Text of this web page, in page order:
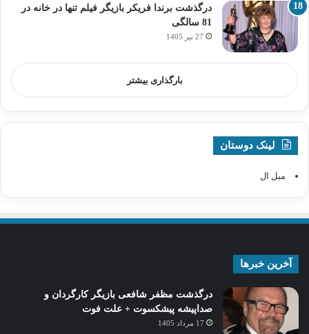
درگذشت برندا فریکر بازیگر فیلم تنها در خانه در
81 سالگی
27 تیر 1405
بارگذاری بیشتر
لینک دوستان
مبل ال
آخرین خبرها
درگذشت مظفر شافعی بازیگر کارگردان و
صداپیشه پیشکسوت + علت فوت
17 مرداد 1405